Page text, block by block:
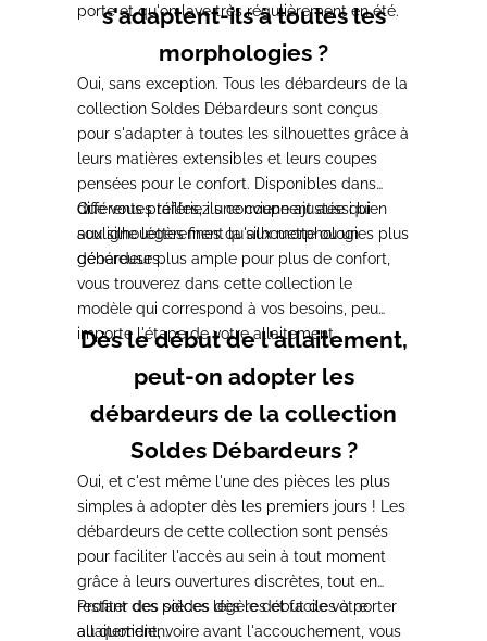
porte et qu'on lavetrès régulièrement en été.
s'adaptent-ils à toutes les
morphologies ?
Oui, sans exception. Tous les débardeurs de la
collection Soldes Débardeurs sont conçus
pour s'adapter à toutes les silhouettes grâce à
leurs matières extensibles et leurs coupes
pensées pour le confort. Disponibles dans
différentes tailles, ils conviennentaussi bien
aux silhouettes fines qu'auxmorphologies plus
généreuses.
Que vouspréfériez une coupe ajustée qui
souligne légèrement la silhouette ou un
débardeur plus ample pour plus de confort,
vous trouverez dans cette collection le
modèle qui correspond à vos besoins, peu
importe l'étape devotre allaitement.
Dès le début de l'allaitement,
peut-on adopter les
débardeurs de la collection
Soldes Débardeurs ?
Oui, et c'est même l'une des pièces les plus
simples à adopter dès les premiers jours ! Les
débardeurs de cette collection sont pensés
pour faciliter l'accès au sein à tout moment
grâce à leurs ouvertures discrètes, tout en
restant des pièces légères et faciles àporter
au quotidien.
Profiter des soldes dès le début de votre
allaitement, voire avant
l'accouchement, vous